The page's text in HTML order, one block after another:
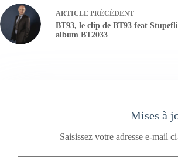
ARTICLE PRÉCÉDENT
BT93, le clip de BT93 feat
album BT2033
Mises à
Saisissez votre adresse e-mail